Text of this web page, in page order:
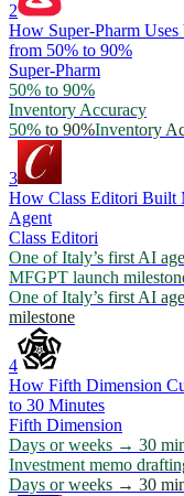
2
How Super-Pharm
from 50% to 90%
Super-Pharm
50% to 90%
Inventory Accuracy
50% to 90%Inventory
3
How Class Editori Built
Agent
Class Editori
One of Italy’s first AI
MFGPT launch
One of Italy’s first AI
milestone
4
How Fifth Dimension
to 30 Minutes
Fifth Dimension
Days or weeks → 30
Investment memo
Days or weeks → 30